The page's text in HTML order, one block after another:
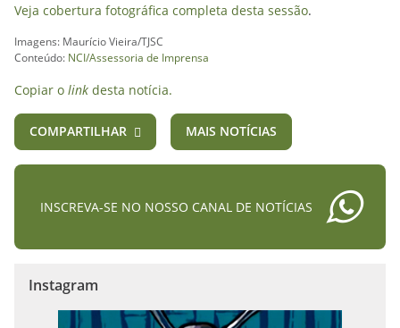
Veja cobertura fotográfica completa desta sessão.
Imagens: Maurício Vieira/TJSC
Conteúdo: NCI/Assessoria de Imprensa
Copiar o link desta notícia.
COMPARTILHAR MAIS NOTÍCIAS
INSCREVA-SE NO NOSSO CANAL DE NOTÍCIAS
Instagram